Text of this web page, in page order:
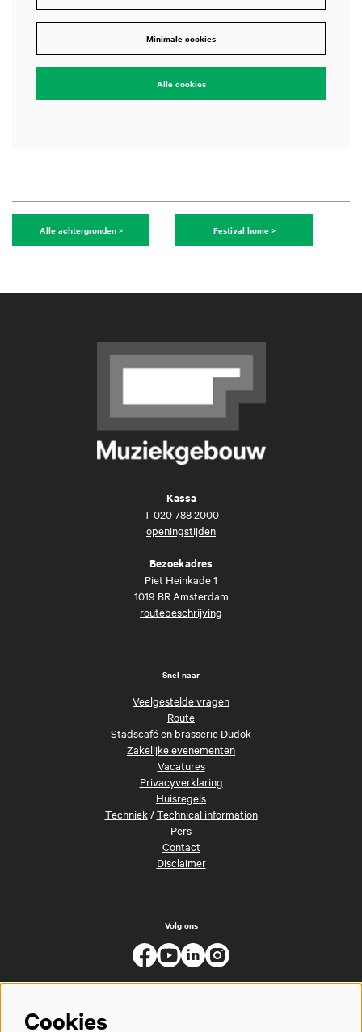
Minimale cookies
Alle cookies
Alle achtergronden > Festival home >
Kassa
T 020 788 2000
openingstijden
Bezoekadres
Piet Heinkade 1
1019 BR Amsterdam
routebeschrijving
Snel naar
Veelgestelde vragen
Route
Stadscafé en brasserie Dudok
Zakelijke evenementen
Vacatures
Privacyverklaring
Huisregels
Techniek/Technical information
Pers
Contact
Disclaimer
Volg ons
Cookies